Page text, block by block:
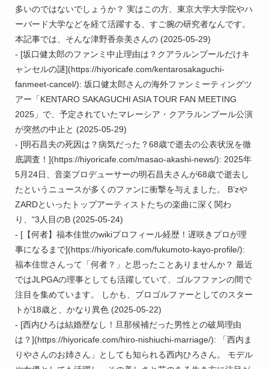
多いのではないでしょうか？ 実はこの方、東京大学大学院やハ
ーバード大学などを経て活躍する、すご腕の研究者なんです。
本記事では、そんな津野香奈美さんの (2025-05-29)
- [坂口健太郎のファンミ中止理由は？クアラルンプールだけキ
ャンセルの謎](https://hiyoricafe.com/kentarosakaguchi-
fanmeet-cancel/): 坂口健太郎さんの海外ファンミーティングツ
アー「KENTARO SAKAGUCHI ASIA TOUR FAN MEETING
2025」で、予定されていたマレーシア・クアラルンプール公演
が突然の中止と (2025-05-29)
- [明石昌夫の死因は？病気だった？68歳で逝去の公表状況を徹
底調査！](https://hiyoricafe.com/masao-akashi-news/): 2025年
5月24日、音楽プロデューサーの明石昌夫さんが68歳で逝去し
たというニュースが多くのファンに衝撃を与えました。 B’zや
ZARDといったトップアーティストたちの楽曲に深く関わ
り、“3人目のB (2025-05-24)
- [【何者】福本佳世のwikiプロフィール経歴！遅咲きプロが理
事になるまで](https://hiyoricafe.com/fukumoto-kayo-profile/):
福本佳世さんって「何者？」と思ったことありませんか？ 最近
ではJLPGAの理事としても活躍していて、ゴルフファンの間で
注目を集めています。 しかも、プロゴルファーとしてのスター
トが18歳と、かなり異色 (2025-05-22)
- [西内ひろは結婚歴なし！旦那候補だった男性との破局理由
は？](https://hiyoricafe.com/hiro-nishiuchi-marriage/): 「西内ま
りやさんのお姉さん」としても知られる西内ひろさん。 モデル